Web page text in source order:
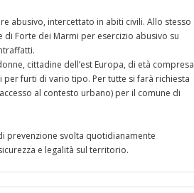
abusivo, intercettato in abiti civili. Allo stesso
Forte dei Marmi per esercizio abusivo su
cittadine dell’est Europa, di età compresa
furti di vario tipo. Per tutte si farà richiesta
al contesto urbano) per il comune di
prevenzione svolta quotidianamente
e legalità sul territorio.